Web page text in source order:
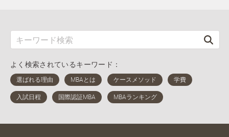
よく検索されているキーワード：